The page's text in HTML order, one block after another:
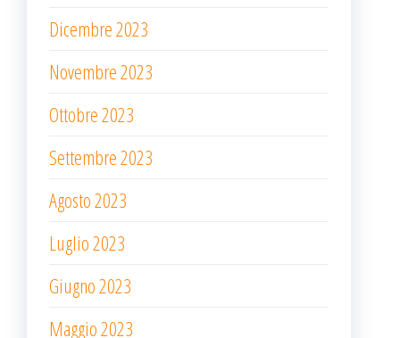
Dicembre 2023
Novembre 2023
Ottobre 2023
Settembre 2023
Agosto 2023
Luglio 2023
Giugno 2023
Maggio 2023